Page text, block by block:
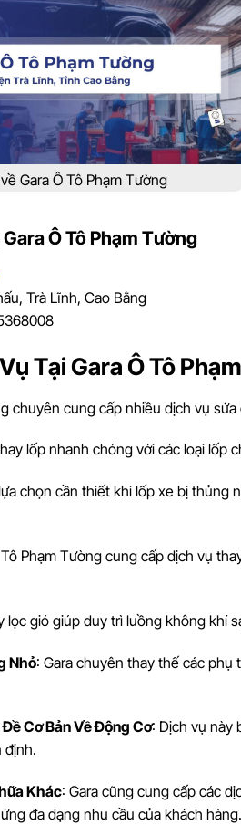
Gara Ô Tô Phạm Tường
Ô Tô Phạm Tường
Trà Lĩnh, Cao Bằng
Tại Gara Ô Tô
chuyên cung cấp nhiều dịch vụ
lốp nhanh chóng với các loại lốp
chọn cần thiết khi lốp xe bị thủng
Tô Phạm Tường cung cấp dịch vụ
lọc gió giúp duy trì luồng không khí
Nhỏ: Gara chuyên thay thế các
Cơ Bản Về Động Cơ: Dịch vụ này
định.
Khác: Gara cũng cung cấp các
đa dạng nhu cầu của khách hàng.